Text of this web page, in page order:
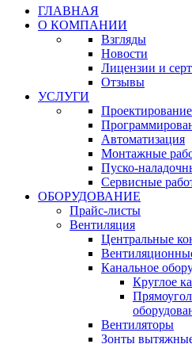
ГЛАВНАЯ
О КОМПАНИИ
Взгляды
Новости
Лицензии и
Отзывы
УСЛУГИ
Проектирование
Автоматизация
Монтажные
Пуско-
Сервисные
ОБОРУДОВАНИЕ
Прайс-листы
Вентиляция
Центральные
Канальное
Круглое
Вентиляторы
Зонты